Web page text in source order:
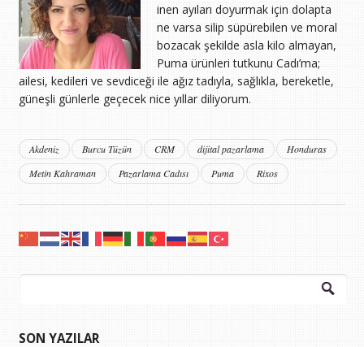
inen ayıları doyurmak için dolapta
ne varsa silip süpürebilen ve moral
bozacak şekilde asla kilo almayan,
Puma ürünleri tutkunu Cadı’ma;
ailesi, kedileri ve sevdiceği ile ağız tadıyla, sağlıkla, bereketle,
güneşli günlerle geçecek nice yıllar diliyorum.
Akdeniz Burcu Tüzün CRM dijital pazarlama
Honduras
Metin Kahraman
Pazarlama Cadısı Puma Rixos
Arama:
SON YAZILAR